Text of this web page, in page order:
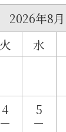
2026年8月
火 水
4
－
5
－